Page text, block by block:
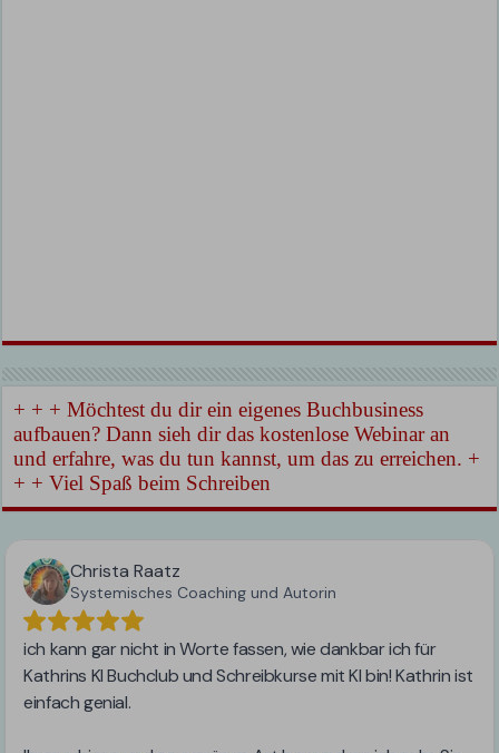
+ + + Möchtest du dir ein eigenes Buchbusiness
aufbauen? Dann sieh dir das kostenlose Webinar an
und erfahre, was du tun kannst, um das zu erreichen. +
+ + Viel Spaß beim Schreiben